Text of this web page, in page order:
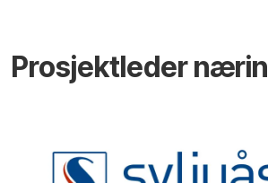
Prosjektleder